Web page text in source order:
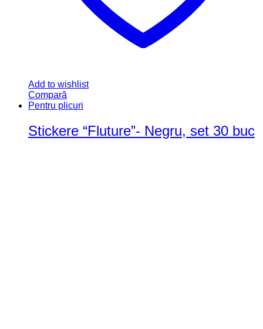
Add to wishlist
Compară
Pentru plicuri
Stickere “Fluture”- Negru, set 30 buc